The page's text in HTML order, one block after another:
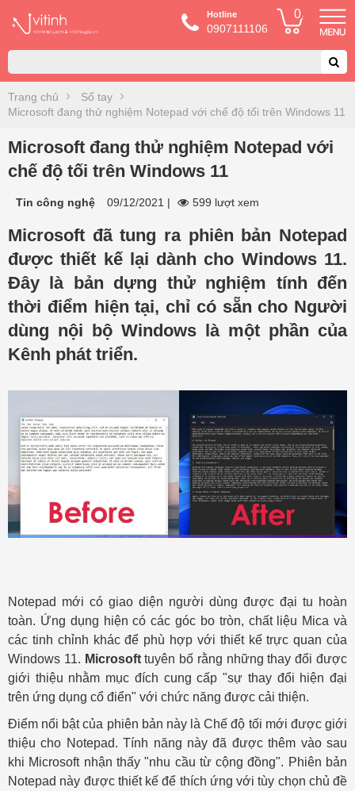
Hotline
0907111106
0
Trang chủ
Sổ tay
Microsoft đang thử nghiệm Notepad với chế độ tối trên Windows 11
Microsoft đang thử nghiệm Notepad với
chế độ tối trên Windows 11
Tin công nghệ 09/12/2021 | 599 lượt xem
Microsoft đã tung ra phiên bản Notepad
được thiết kế lại dành cho Windows 11.
Đây là bản dựng thử nghiệm tính đến
thời điểm hiện tại, chỉ có sẵn cho Người
dùng nội bộ Windows là một phần của
Kênh phát triển.
Notepad mới có giao diện người dùng được đại tu hoàn
toàn. Ứng dụng hiện có các góc bo tròn, chất liệu Mica và
các tinh chỉnh khác để phù hợp với thiết kế trực quan của
Windows 11. Microsofttuyên bố rằng những thay đổi được
giới thiệu nhằm mục đích cung cấp "sự thay đổi hiện đại
trên ứng dụng cổ điển" với chức năng được cải thiện.
Điểm nổi bật của phiên bản này là Chế độ tối mới được giới
thiệu cho Notepad. Tính năng này đã được thêm vào sau
khi Microsoft nhận thấy "nhu cầu từ cộng đồng". Phiên bản
Notepad này được thiết kế để thích ứng với tùy chọn chủ đề